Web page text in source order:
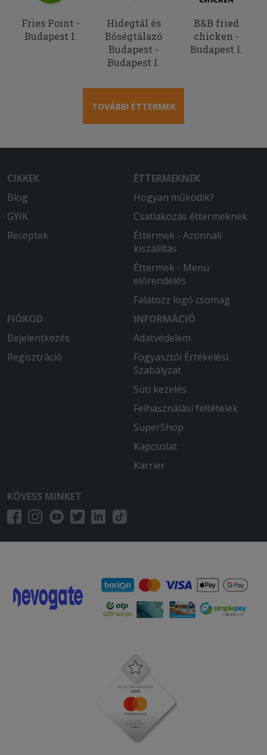
Fries Point -
Budapest I.
Hidegtál és
Bőségtálazó
Budapest -
Budapest I.
B&B fried
chicken -
Budapest I.
TOVÁBBI ÉTTERMEK
CIKKEK
Blog
GYIK
Receptek
ÉTTERMEKNEK
Hogyan működik?
Csatlakozás éttermeknek
Éttermek - Azonnali
kiszállítás
Éttermek - Menü
előrendelés
Falatozz logó csomag
FIÓKOD
Bejelentkezés
Regisztráció
INFORMÁCIÓ
Adatvédelem
Fogyasztói Értékelési
Szabályzat
Süti kezelés
Felhasználási feltételek
SuperShop
Kapcsolat
Karrier
KÖVESS MINKET